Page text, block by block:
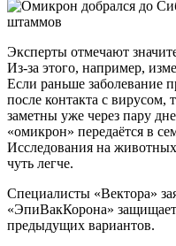
Эксперты отмечают
Из-за этого, например,
Если раньше заболевание
после контакта с вирусом,
заметны уже через пару
«омикрон» передаётся в
Исследования на
чуть легче.
Специалисты «Вектора»
«ЭпиВакКорона»
предыдущих вариантов.